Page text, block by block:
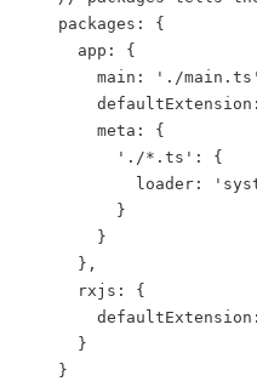
    packages: {
      app: {
main: './
        meta: {
          './*.ts': {
loader:
          }
        }
      },
      rxjs: {
      }
    }